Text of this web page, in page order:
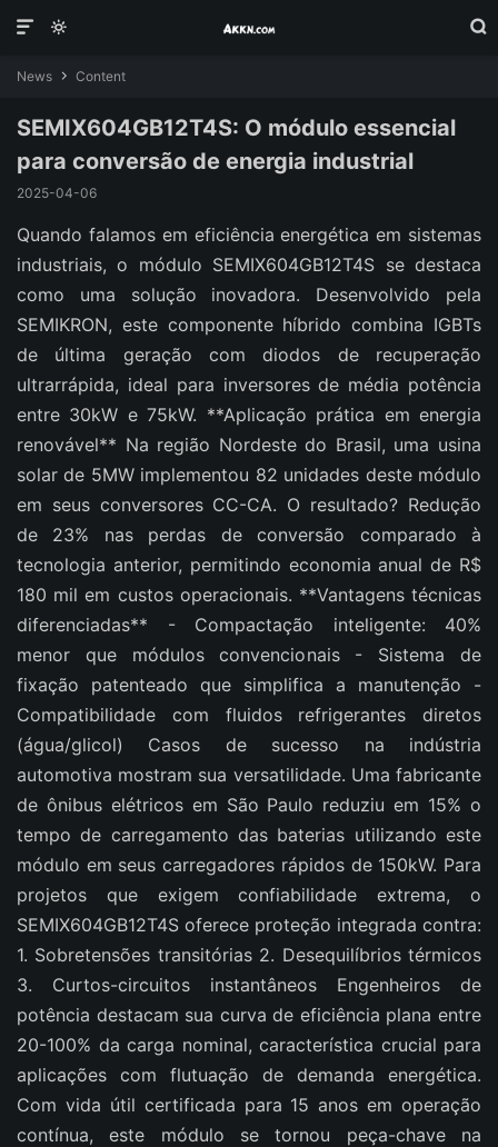



News  Content
SEMIX604GB12T4S: O módulo essencial
para conversão de energia industrial
2025-04-06
Quando falamos em eficiência energética em sistemas
industriais, o módulo SEMIX604GB12T4S se destaca
como uma solução inovadora. Desenvolvido pela
SEMIKRON, este componente híbrido combina IGBTs
de última geração com diodos de recuperação
ultrarrápida, ideal para inversores de média potência
entre 30kW e 75kW. **Aplicação prática em energia
renovável** Na região Nordeste do Brasil, uma usina
solar de 5MW implementou 82 unidades deste módulo
em seus conversores CC-CA. O resultado? Redução
de 23% nas perdas de conversão comparado à
tecnologia anterior, permitindo economia anual de R$
180 mil em custos operacionais. **Vantagens técnicas
diferenciadas** - Compactação inteligente: 40%
menor que módulos convencionais - Sistema de
fixação patenteado que simplifica a manutenção -
Compatibilidade com fluidos refrigerantes diretos
(água/glicol) Casos de sucesso na indústria
automotiva mostram sua versatilidade. Uma fabricante
de ônibus elétricos em São Paulo reduziu em 15% o
tempo de carregamento das baterias utilizando este
módulo em seus carregadores rápidos de 150kW. Para
projetos que exigem confiabilidade extrema, o
SEMIX604GB12T4S oferece proteção integrada contra:
1. Sobretensões transitórias 2. Desequilíbrios térmicos
3. Curtos-circuitos instantâneos Engenheiros de
potência destacam sua curva de eficiência plana entre
20-100% da carga nominal, característica crucial para
aplicações com flutuação de demanda energética.
Com vida útil certificada para 15 anos em operação
contínua, este módulo se tornou peça-chave na